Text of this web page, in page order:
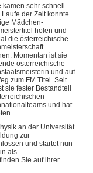
kamen sehr schnell
der Zeit konnte
Mädchen-
holen und
die österreichische
Momentan ist sie
österreichische
und auf
zum FM Titel. Seit
sie fester Bestandteil
und hat
an der Universität
zur
und startet nun
als
Sie auf ihrer